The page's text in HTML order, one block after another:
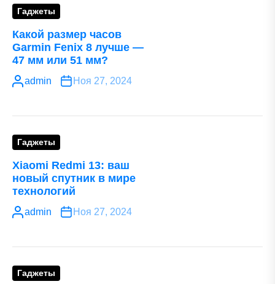
Гаджеты
Какой размер часов
Garmin Fenix 8 лучше —
47 мм или 51 мм?
admin Ноя 27, 2024
Гаджеты
Xiaomi Redmi 13: ваш
новый спутник в мире
технологий
admin Ноя 27, 2024
Гаджеты